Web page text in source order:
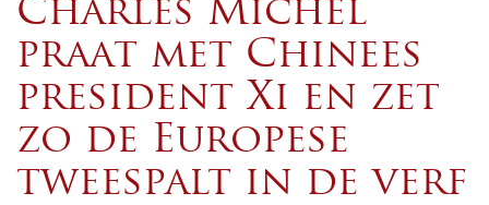
Charles Michel
praat met Chinees
president Xi en zet
zo de Europese
tweespalt in de verf